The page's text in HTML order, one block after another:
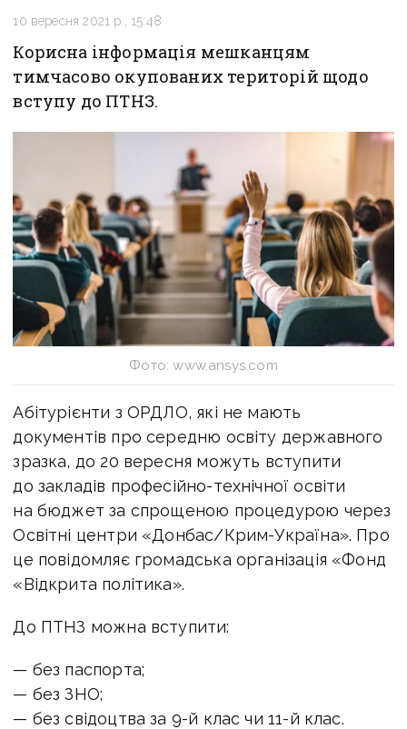
10 вересня 2021 р., 15:48
Корисна інформація мешканцям
тимчасово окупованих територій щодо
вступу до ПТНЗ.
Фото: www.ansys.com
Абітурієнти з ОРДЛО, які не мають
документів про середню освіту державного
зразка, до 20 вересня можуть вступити
до закладів професійно-технічної освіти
на бюджет за спрощеною процедурою через
Освітні центри «Донбас/Крим-Україна». Про
це повідомляє громадська організація «Фонд
«Відкрита політика».
До ПТНЗ можна вступити:
— без паспорта;
— без ЗНО;
— без свідоцтва за 9-й клас чи 11-й клас.